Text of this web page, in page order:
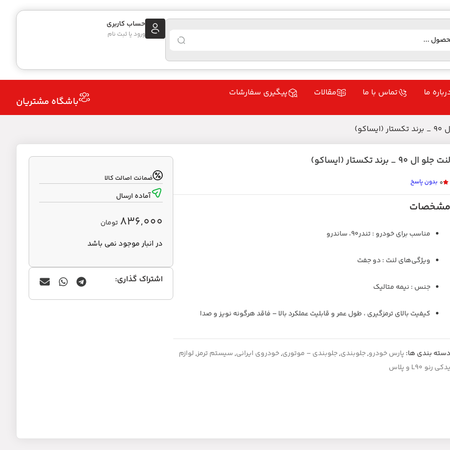
حساب کاربری
ورود یا ثبت نام
ما تماس با ما مقالات پیگیری سفارشات
باشگاه مشتریان
لنت جلو ال 90 _ برند تکستار (ایساکو)
0 بدون پاسخ
مشخصات
مناسب برای خودرو : تندر۹۰، ساندرو
ویژگی‌های لنت : دو جفت
جنس : نیمه متالیک
کیفیت بالای ترمزگیری ، طول عمر و قابلیت عملکرد بالا – فاقد هرگونه نویز و صدا
دسته بندی ها: پارس خودرو,جلوبندی,جلوبندی – موتوری,خودروی ایرانی,سیستم ترمز,لوازم
یدکی رنو L90 و پلاس
ضمانت اصالت کالا
آماده ارسال
836,000 تومان
در انبار موجود نمی باشد
اشتراک گذاری: